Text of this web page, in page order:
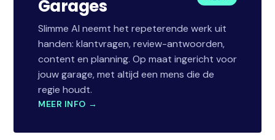
Garages
Slimme AI neemt het repeterende werk uit
handen: klantvragen, review-antwoorden,
content en planning. Op maat ingericht voor
jouw garage, met altijd een mens die de
regie houdt.
MEER INFO →